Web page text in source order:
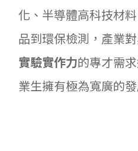
化、半導體高科技材
品到環保檢測，產業
實驗實作力的專才需
業生擁有極為寬廣的